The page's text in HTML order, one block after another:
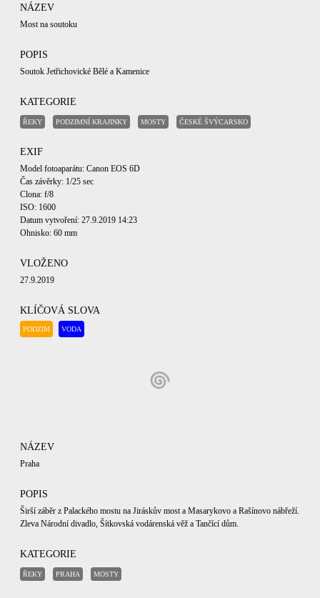
NÁZEV
Most na soutoku
POPIS
Soutok Jetřichovické Bělé a Kamenice
KATEGORIE
ŘEKY PODZIMNÍ KRAJINKY MOSTY ČESKÉ ŠVÝCARSKO
EXIF
Model fotoaparátu: Canon EOS 6D
Čas závěrky: 1/25 sec
Clona: f/8
ISO: 1600
Datum vytvoření: 27.9.2019 14:23
Ohnisko: 60 mm
VLOŽENO
27.9.2019
KLÍČOVÁ SLOVA
PODZIM VODA
NÁZEV
Praha
POPIS
Širší záběr z Palackého mostu na Jiráskův most a Masarykovo a Rašínovo nábřeží.
Zleva Národní divadlo, Šítkovská vodárenská věž a Tančící dům.
KATEGORIE
ŘEKY PRAHA MOSTY